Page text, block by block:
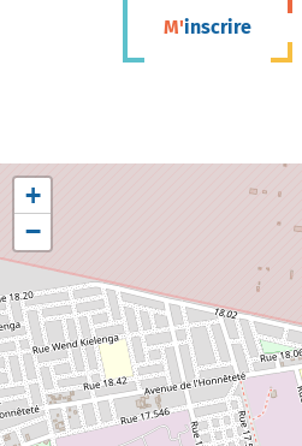
M'inscrire
+
−